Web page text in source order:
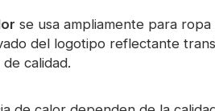
Chaleco de
se usa ampliamente para
del logotipo reflectante
calidad.